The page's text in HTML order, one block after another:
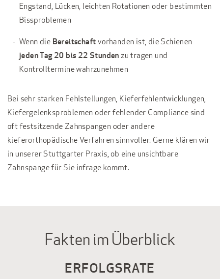
Engstand, Lücken, leichten Rotationen oder bestimmten
Bissproblemen
Wenn die Bereitschaftvorhanden ist, die Schienen
jeden Tag 20 bis 22 Stundenzu tragen und
Kontrolltermine wahrzunehmen
Bei sehr starken Fehlstellungen, Kieferfehlentwicklungen,
Kiefergelenksproblemen oder fehlender Compliance sind
oft festsitzende Zahnspangen oder andere
kieferorthopädische Verfahren sinnvoller. Gerne klären wir
in unserer Stuttgarter Praxis, ob eine unsichtbare
Zahnspange für Sie infrage kommt.
Fakten im Überblick
ERFOLGSRATE